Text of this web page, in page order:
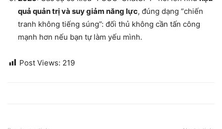
quả quản trị và suy giảm năng lực, đúng dạng “chiến
tranh không tiếng súng”: đối thủ không cần tấn công
mạnh hơn nếu bạn tự làm yếu mình.
Post Views: 219